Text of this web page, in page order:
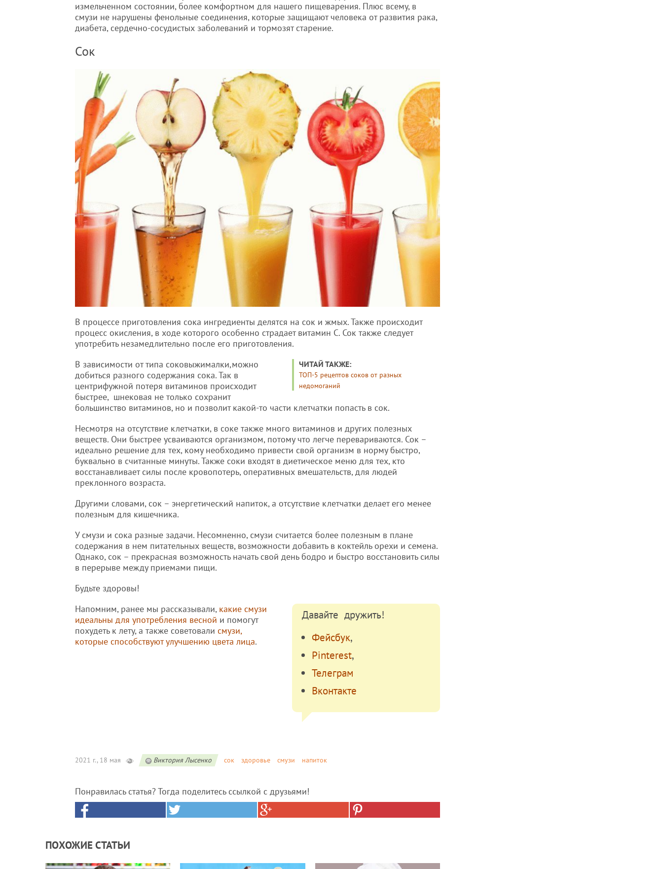
измельченном состоянии, более комфортном для нашего пищеварения. Плюс всему, в
смузи не нарушены фенольные соединения, которые защищают человека от развития рака,
диабета, сердечно-сосудистых заболеваний и тормозят старение.
Сок
В процессе приготовления сока ингредиенты делятся на сок и жмых. Также происходит
процесс окисления, в ходе которого особенно страдает витамин С. Сок также следует
употребить незамедлительно после его приготовления.
ЧИТАЙ ТАКЖЕ:
ТОП-5 рецептов соков от разных
недомоганий
В зависимости от типа соковыжималки,можно
добиться разного содержания сока. Так в
центрифужной потеря витаминов происходит
быстрее, шнековая не только сохранит
большинство витаминов, но и позволит какой-то части клетчатки попасть в сок.
Несмотря на отсутствие клетчатки, в соке также много витаминов и других полезных
веществ. Они быстрее усваиваются организмом, потому что легче перевариваются. Сок –
идеально решение для тех, кому необходимо привести свой организм в норму быстро,
буквально в считанные минуты. Также соки входят в диетическое меню для тех, кто
восстанавливает силы после кровопотерь, оперативных вмешательств, для людей
преклонного возраста.
Другими словами, сок – энергетический напиток, а отсутствие клетчатки делает его менее
полезным для кишечника.
У смузи и сока разные задачи. Несомненно, смузи считается более полезным в плане
содержания в нем питательных веществ, возможности добавить в коктейль орехи и семена.
Однако, сок – прекрасная возможность начать свой день бодро и быстро восстановить силы
в перерыве между приемами пищи.
Будьте здоровы!
Давайте дружить!
Фейсбук,
Pinterest,
Телеграм
Вконтакте
Напомним, ранее мы рассказывали, какие смузи
идеальны для употребления весной и помогут
похудеть к лету, а также советовали смузи,
которые способствуют улучшению цвета лица.
2021 г., 18 мая Виктория Лысенко сок здоровье смузи напиток
Понравилась статья? Тогда поделитесь ссылкой с друзьями!
ПОХОЖИЕ СТАТЬИ